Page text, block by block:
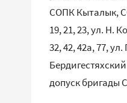
СОПК Кыталык,
19, 21, 23, ул. Н.
32, 42, 42а, 77,
допуск бригады